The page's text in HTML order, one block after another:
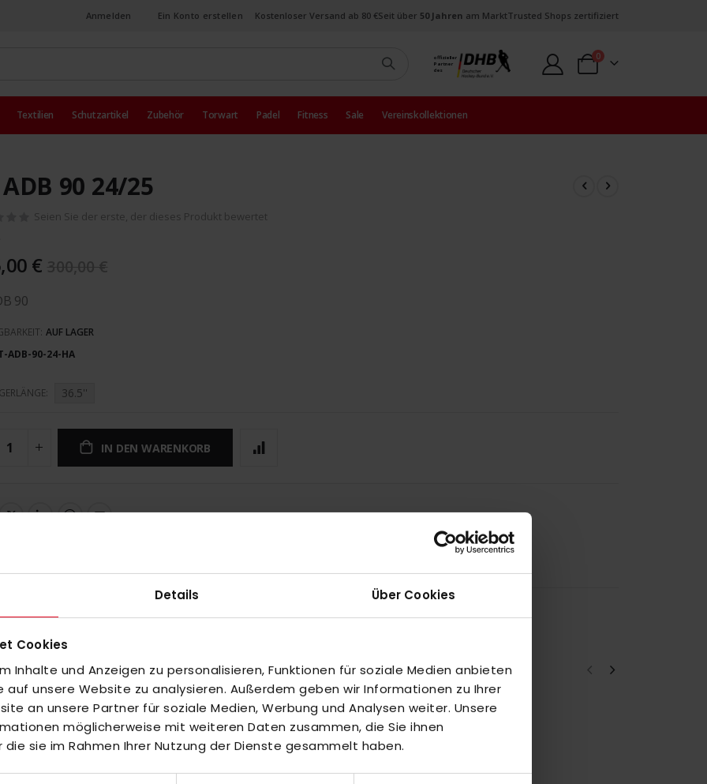
Details Über Cookies
Cookies
Inhalte und Anzeigen zu personalisieren, Funktionen für soziale Medien anbieten
auf unsere Website zu analysieren. Außerdem geben wir Informationen zu Ihrer
an unsere Partner für soziale Medien, Werbung und Analysen weiter. Unsere
möglicherweise mit weiteren Daten zusammen, die Sie ihnen
sie im Rahmen Ihrer Nutzung der Dienste gesammelt haben.
Anmelden Ein Konto erstellen Kostenloser Versand ab 80 €Seit über 50 Jahren am MarktTrusted Shops zertifiziert
offizieller
Partner
des
Warenkorb
0Artikel
Textilien Schutzartikel Zubehör Torwart Padel Fitness Sale Vereinskollektionen
90 24/25
Seien Sie der erste, der dieses Produkt bewertet
€
90
AUF LAGER
ADB-90-24-HA
36.5''
IN DEN WARENKORB
oderAlle auswählen